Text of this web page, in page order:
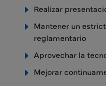
Realizar
Mantener un
reglamentario
Aprovechar la
Mejorar